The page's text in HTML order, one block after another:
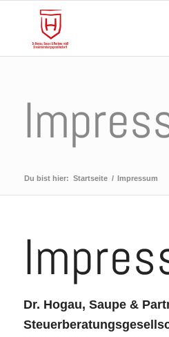
Du bist hier: Startseite / Impressum
Dr. Hogau, Saupe &